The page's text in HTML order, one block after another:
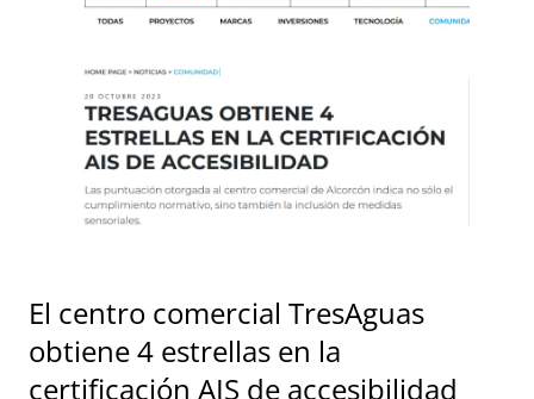
El centro comercial TresAguas
obtiene 4 estrellas en la
certificación AIS de accesibilidad